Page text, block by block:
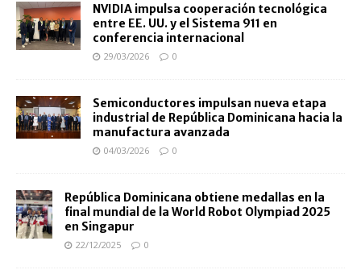
NVIDIA impulsa cooperación tecnológica
entre EE. UU. y el Sistema 911 en
conferencia internacional
29/03/2026 0
Semiconductores impulsan nueva etapa
industrial de República Dominicana hacia la
manufactura avanzada
04/03/2026 0
República Dominicana obtiene medallas en la
final mundial de la World Robot Olympiad 2025
en Singapur
22/12/2025 0